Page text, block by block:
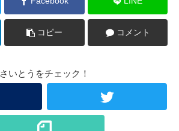
コピー コメント
さいとうをチェック！